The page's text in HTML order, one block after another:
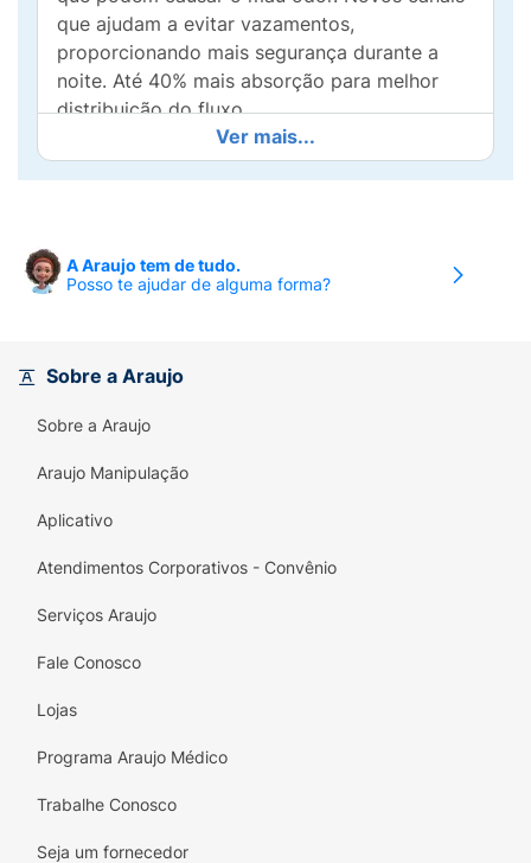
que ajudam a evitar vazamentos,
proporcionando mais segurança durante a
noite. Até 40% mais absorção para melhor
distribuição do fluxo.
Ver mais...
A Araujo tem de tudo.
Posso te ajudar de alguma forma?
Sobre a Araujo
Sobre a Araujo
Araujo Manipulação
Aplicativo
Atendimentos Corporativos - Convênio
Serviços Araujo
Fale Conosco
Lojas
Programa Araujo Médico
Trabalhe Conosco
Seja um fornecedor